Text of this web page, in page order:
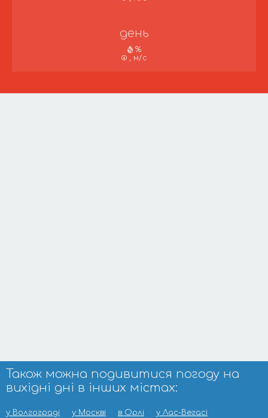
день
%
, м/с
Також можна подивитися погоду на
вихідні дні в інших містах:
у Волгограді у Москві в Орлі у Лас-Вегасі